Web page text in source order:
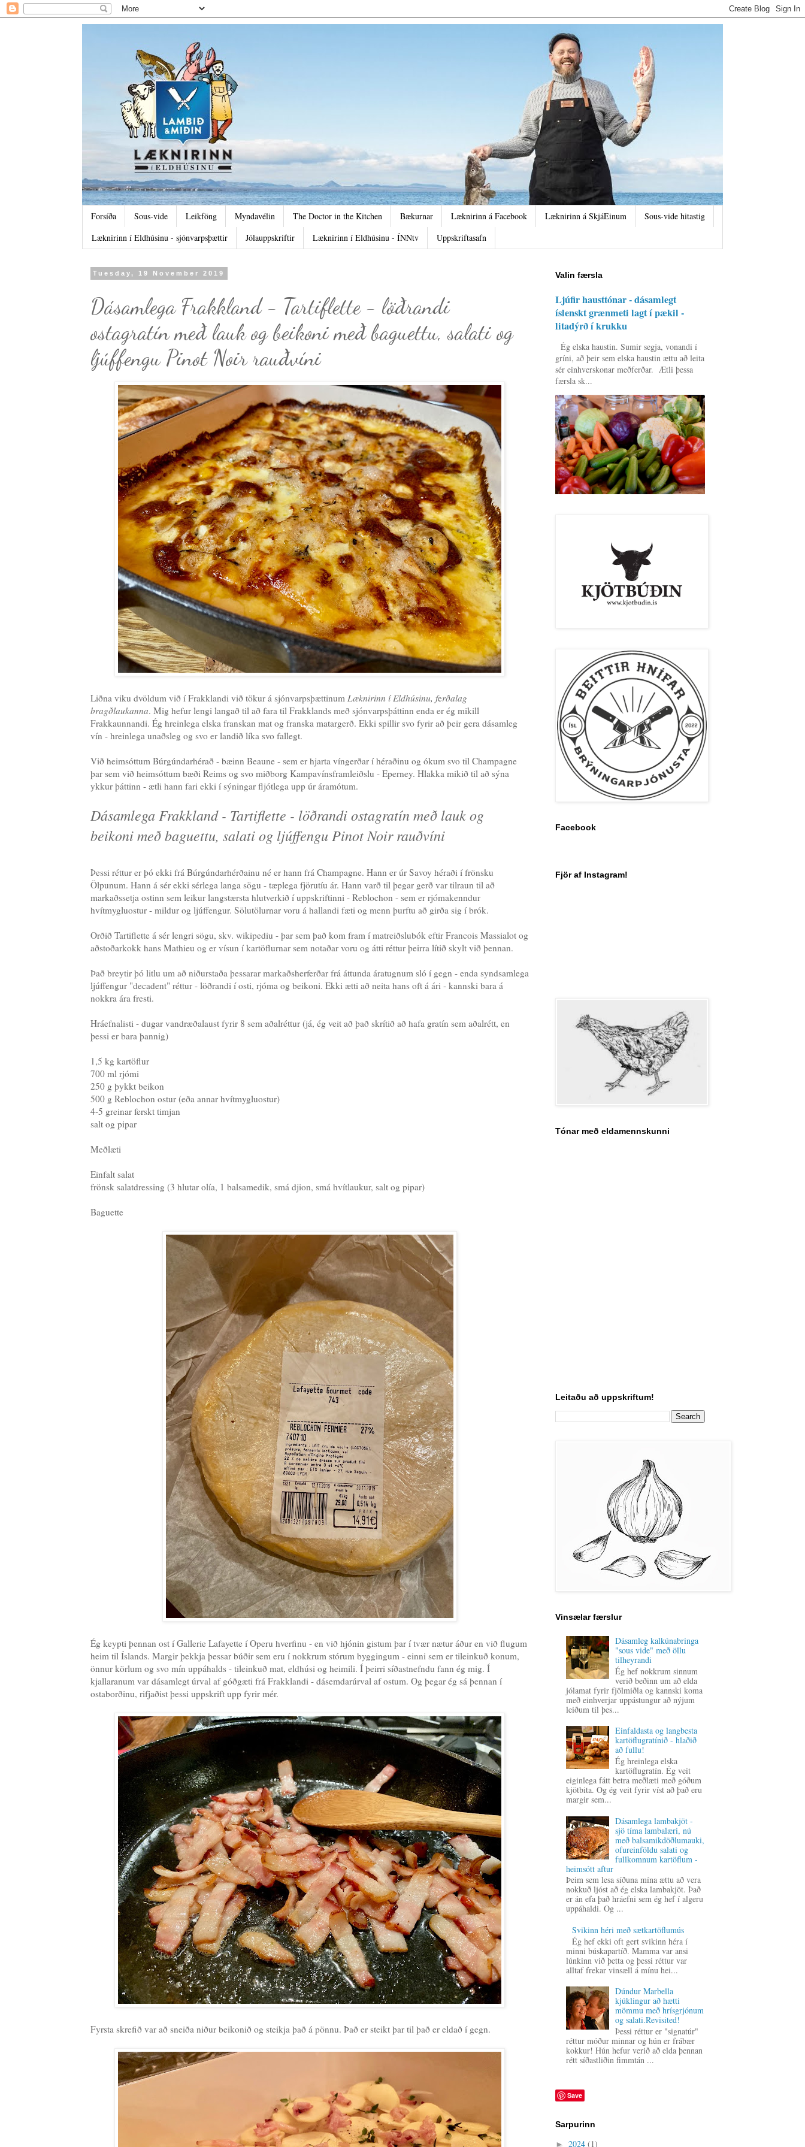
Forsíða Sous-vide Leikföng Myndavélin The Doctor in the Kitchen Bækurnar Læknirinn á Facebook Læknirinn á SkjáEinum
Sous-vide hitastig
Læknirinn í Eldhúsinu - sjónvarpsþættir
Jólauppskriftir Læknirinn í Eldhúsinu - ÍNNtv Uppskriftasafn
Tuesday, 19 November 2019
Dásamlega Frakkland - Tartiflette - löðrandi
ostagratín með lauk og beikoni með baguettu, salati og
ljúffengu Pinot Noir rauðvíni
Liðna viku dvöldum við í Frakklandi við tökur á sjónvarpsþættinum Læknirinn í Eldhúsinu, ferðalag
bragðlaukanna. Mig hefur lengi langað til að fara til Frakklands með sjónvarpsþáttinn enda er ég mikill
Frakkaunnandi. Ég hreinlega elska franskan mat og franska matargerð. Ekki spillir svo fyrir að þeir gera dásamleg
vín - hreinlega unaðsleg og svo er landið líka svo fallegt.
Við heimsóttum Búrgúndarhérað - bæinn Beaune - sem er hjarta víngerðar í héraðinu og ókum svo til Champagne
þar sem við heimsóttum bæði Reims og svo miðborg Kampavínsframleiðslu - Eperney. Hlakka mikið til að sýna
ykkur þáttinn - ætli hann fari ekki í sýningar fljótlega upp úr áramótum.
Dásamlega Frakkland - Tartiflette - löðrandi ostagratín með lauk og
beikoni með baguettu, salati og ljúffengu Pinot Noir rauðvíni
Þessi réttur er þó ekki frá Búrgúndarhérðainu né er hann frá Champagne. Hann er úr Savoy héraði í frönsku
Ölpunum. Hann á sér ekki sérlega langa sögu - tæplega fjörutíu ár. Hann varð til þegar gerð var tilraun til að
markaðssetja ostinn sem leikur langstærsta hlutverkið í uppskriftinni - Reblochon - sem er rjómakenndur
hvítmygluostur - mildur og ljúffengur. Sölutölurnar voru á hallandi fæti og menn þurftu að girða sig í brók.
Orðið Tartiflette á sér lengri sögu, skv. wikipediu - þar sem það kom fram í matreiðslubók eftir Francois Massialot og
aðstoðarkokk hans Mathieu og er vísun í kartöflurnar sem notaðar voru og átti réttur þeirra lítið skylt við þennan.
Það breytir þó litlu um að niðurstaða þessarar markaðsherferðar frá áttunda áratugnum sló í gegn - enda syndsamlega
ljúffengur "decadent" réttur - löðrandi í osti, rjóma og beikoni. Ekki ætti að neita hans oft á ári - kannski bara á
nokkra ára fresti.
Hráefnalisti - dugar vandræðalaust fyrir 8 sem aðalréttur (já, ég veit að það skrítið að hafa gratín sem aðalrétt, en
þessi er bara þannig)
1,5 kg kartöflur
700 ml rjómi
250 g þykkt beikon
500 g Reblochon ostur (eða annar hvítmygluostur)
4-5 greinar ferskt timjan
salt og pipar
Meðlæti
Einfalt salat
frönsk salatdressing (3 hlutar olía, 1 balsamedik, smá djion, smá hvítlaukur, salt og pipar)
Baguette
Ég keypti þennan ost í Gallerie Lafayette í Operu hverfinu - en við hjónin gistum þar í tvær nætur áður en við flugum
heim til Íslands. Margir þekkja þessar búðir sem eru í nokkrum stórum byggingum - einni sem er tileinkuð konum,
önnur körlum og svo mín uppáhalds - tileinkuð mat, eldhúsi og heimili. Í þeirri síðastnefndu fann ég mig. Í
kjallaranum var dásamlegt úrval af góðgæti frá Frakklandi - dásemdarúrval af ostum. Og þegar ég sá þennan í
ostaborðinu, rifjaðist þessi uppskrift upp fyrir mér.
Fyrsta skrefið var að sneiða niður beikonið og steikja það á pönnu. Það er steikt þar til það er eldað í gegn.
Valin færsla
Ljúfir hausttónar - dásamlegt
íslenskt grænmeti lagt í pækil -
litadýrð í krukku
Ég elska haustin. Sumir segja, vonandi í
gríni, að þeir sem elska haustin ættu að leita
sér einhverskonar meðferðar. Ætli þessa
færsla sk...
Facebook
Fjör af Instagram!
Tónar með eldamennskunni
Leitaðu að uppskriftum!
Vinsælar færslur
Dásamleg kalkúnabringa
"sous vide" með öllu
tilheyrandi
Ég hef nokkrum sinnum
verið beðinn um að elda
jólamat fyrir fjölmiðla og kannski koma
með einhverjar uppástungur að nýjum
leiðum til þes...
Einfaldasta og langbesta
kartöflugratínið - hlaðið
að fullu!
Ég hreinlega elska
kartöflugratín. Ég veit
eiginlega fátt betra meðlæti með góðum
kjötbita. Og ég veit fyrir víst að það eru
margir sem...
Dásamlega lambakjöt -
sjö tíma lambalæri, nú
með balsamikdöðlumauki,
ofureinföldu salati og
fullkomnum kartöflum -
heimsótt aftur
Þeim sem lesa síðuna mína ættu að vera
nokkuð ljóst að ég elska lambakjöt. Það
er án efa það hráefni sem ég hef í algeru
uppáhaldi. Og ...
Svikinn héri með sætkartöflumús
Ég hef ekki oft gert svikinn héra í
minni búskapartíð. Mamma var ansi
lúnkinn við þetta og þessi réttur var
alltaf frekar vinsæll á mínu hei...
Dúndur Marbella
kjúklingur að hætti
mömmu með hrísgrjónum
og salati.Revisited!
Þessi réttur er "signatúr"
réttur móður minnar og hún er frábær
kokkur! Hún hefur verið að elda þennan
rétt síðastliðin fimmtán ...
Save
Sarpurinn
► 2024 (1)